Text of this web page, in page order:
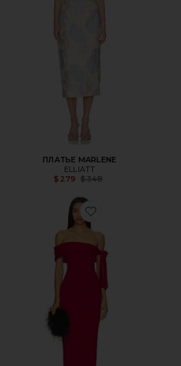
ПЛАТЬЕ MARLENE
ELLIATT
$279
Previous price:
$348
Favorite ПЛАТЬЕ JAYMES